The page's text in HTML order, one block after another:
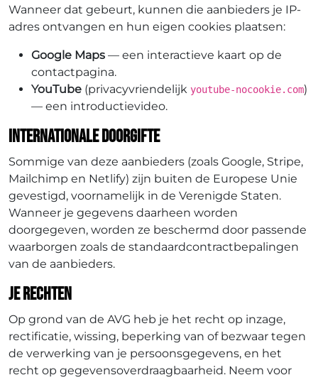
Wanneer dat gebeurt, kunnen die aanbieders je IP-
adres ontvangen en hun eigen cookies plaatsen:
Google Maps — een interactieve kaart op de
contactpagina.
YouTube (privacyvriendelijk youtube-nocookie.com)
— een introductievideo.
Internationale doorgifte
Sommige van deze aanbieders (zoals Google, Stripe,
Mailchimp en Netlify) zijn buiten de Europese Unie
gevestigd, voornamelijk in de Verenigde Staten.
Wanneer je gegevens daarheen worden
doorgegeven, worden ze beschermd door passende
waarborgen zoals de standaardcontractbepalingen
van de aanbieders.
Je rechten
Op grond van de AVG heb je het recht op inzage,
rectificatie, wissing, beperking van of bezwaar tegen
de verwerking van je persoonsgegevens, en het
recht op gegevensoverdraagbaarheid. Neem voor